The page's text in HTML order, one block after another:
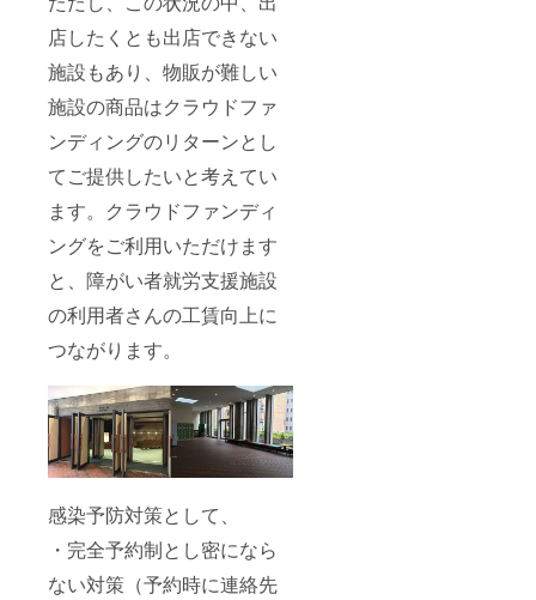
店したくとも出店できない
施設もあり、物販が難しい
施設の商品はクラウドファ
ンディングのリターンとし
てご提供したいと考えてい
ます。クラウドファンディ
ングをご利用いただけます
と、障がい者就労支援施設
の利用者さんの工賃向上に
つながります。
感染予防対策として、
・完全予約制とし密になら
ない対策（予約時に連絡先